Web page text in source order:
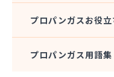
プロパンガスお役立
プロパンガス用語集